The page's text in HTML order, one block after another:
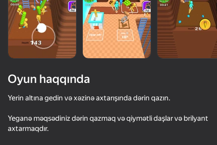
50+ top oyun. Hamı tərəfindən
sevimli. Hətta "qeyri-oyunçular"
73
Oyun haqqında
Yerin altına gedin və xəzinə axtarışında dərin qazın.
Yeganə məqsədiniz dərin qazmaq və qiymətli daşlar və brilyant
axtarmaqdır.